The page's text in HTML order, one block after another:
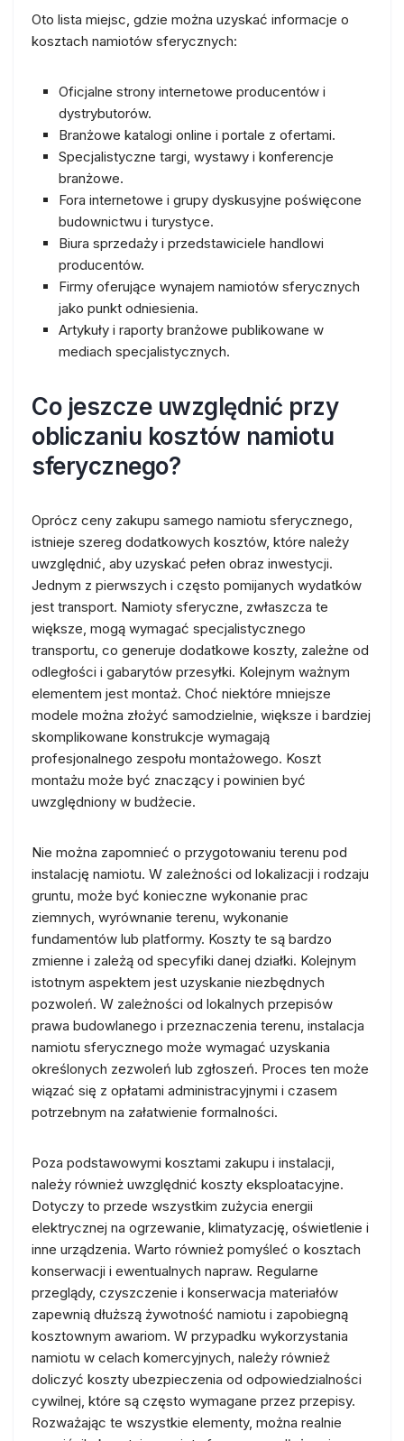
Oto lista miejsc, gdzie można uzyskać informacje o
kosztach namiotów sferycznych:
Oficjalne strony internetowe producentów i
dystrybutorów.
Branżowe katalogi online i portale z ofertami.
Specjalistyczne targi, wystawy i konferencje
branżowe.
Fora internetowe i grupy dyskusyjne poświęcone
budownictwu i turystyce.
Biura sprzedaży i przedstawiciele handlowi
producentów.
Firmy oferujące wynajem namiotów sferycznych
jako punkt odniesienia.
Artykuły i raporty branżowe publikowane w
mediach specjalistycznych.
Co jeszcze uwzględnić przy
obliczaniu kosztów namiotu
sferycznego?
Oprócz ceny zakupu samego namiotu sferycznego,
istnieje szereg dodatkowych kosztów, które należy
uwzględnić, aby uzyskać pełen obraz inwestycji.
Jednym z pierwszych i często pomijanych wydatków
jest transport. Namioty sferyczne, zwłaszcza te
większe, mogą wymagać specjalistycznego
transportu, co generuje dodatkowe koszty, zależne od
odległości i gabarytów przesyłki. Kolejnym ważnym
elementem jest montaż. Choć niektóre mniejsze
modele można złożyć samodzielnie, większe i bardziej
skomplikowane konstrukcje wymagają
profesjonalnego zespołu montażowego. Koszt
montażu może być znaczący i powinien być
uwzględniony w budżecie.
Nie można zapomnieć o przygotowaniu terenu pod
instalację namiotu. W zależności od lokalizacji i rodzaju
gruntu, może być konieczne wykonanie prac
ziemnych, wyrównanie terenu, wykonanie
fundamentów lub platformy. Koszty te są bardzo
zmienne i zależą od specyfiki danej działki. Kolejnym
istotnym aspektem jest uzyskanie niezbędnych
pozwoleń. W zależności od lokalnych przepisów
prawa budowlanego i przeznaczenia terenu, instalacja
namiotu sferycznego może wymagać uzyskania
określonych zezwoleń lub zgłoszeń. Proces ten może
wiązać się z opłatami administracyjnymi i czasem
potrzebnym na załatwienie formalności.
Poza podstawowymi kosztami zakupu i instalacji,
należy również uwzględnić koszty eksploatacyjne.
Dotyczy to przede wszystkim zużycia energii
elektrycznej na ogrzewanie, klimatyzację, oświetlenie i
inne urządzenia. Warto również pomyśleć o kosztach
konserwacji i ewentualnych napraw. Regularne
przeglądy, czyszczenie i konserwacja materiałów
zapewnią dłuższą żywotność namiotu i zapobiegną
kosztownym awariom. W przypadku wykorzystania
namiotu w celach komercyjnych, należy również
doliczyć koszty ubezpieczenia od odpowiedzialności
cywilnej, które są często wymagane przez przepisy.
Rozważając te wszystkie elementy, można realnie